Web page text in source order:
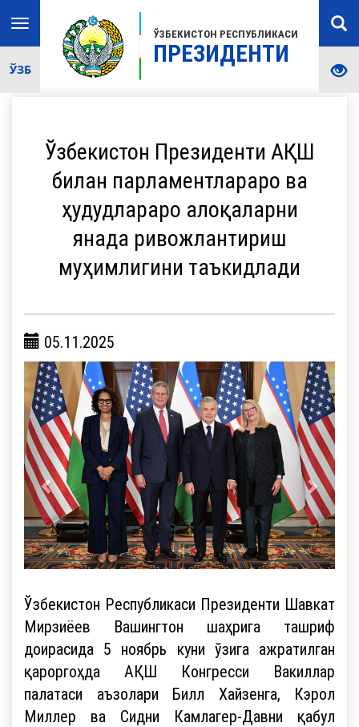
ЎЗБЕКИСТОН РЕСПУБЛИКАСИ
ПРЕЗИДЕНТИ
Toggle
navigation
ЎЗБ
Ўзбекистон Президенти АҚШ
билан парламентлараро ва
ҳудудлараро алоқаларни
янада ривожлантириш
муҳимлигини таъкидлади
05.11.2025
Ўзбекистон Республикаси Президенти Шавкат
Мирзиёев Вашингтон шаҳрига ташриф
доирасида 5 ноябрь куни ўзига ажратилган
қароргоҳда АҚШ Конгресси Вакиллар
палатаси аъзолари Билл Хайзенга, Кэрол
Миллер ва Сидни Камлагер-Давни қабул